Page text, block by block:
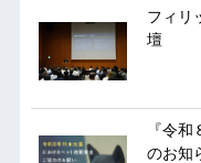
フィリ
壇
『令
のお知